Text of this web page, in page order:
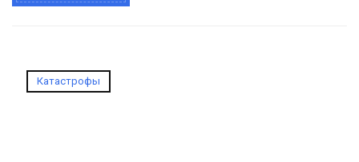
Катастрофы